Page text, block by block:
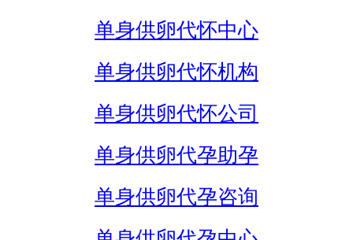
单身供卵代怀中心
单身供卵代怀机构
单身供卵代怀公司
单身供卵代孕助孕
单身供卵代孕咨询